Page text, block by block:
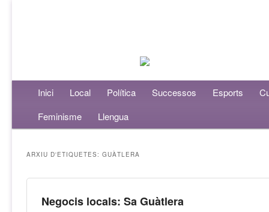
Menú principalAneu al contingut principal
Aneu al contingut secundari
Inici Local Política Successos Esports
Feminisme
Llengua
ARXIU D'ETIQUETES:GUÀTLERA
Negocis locals: Sa Guàtlera